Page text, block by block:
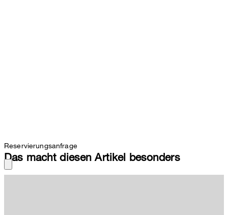
Reservierungsanfrage
Das macht diesen Artikel besonders